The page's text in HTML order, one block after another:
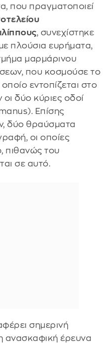
που πραγματοποιεί
, συνεχίστηκε
πλούσια ευρήματα,
μαρμάρινου
που κοσμούσε το
εντοπίζεται στο
δύο κύριες οδοί
Επίσης
δύο θραύσματα
οι οποίες
πιθανώς του
σε αυτό.
σημερινή
ανασκαφική έρευνα